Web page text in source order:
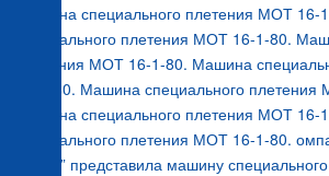
Машина специального плетения МОТ
специального плетения МОТ 16-1-80.
плетения МОТ 16-1-80. Машина
16-1-80. Машина специального
Машина специального плетения МОТ
специального плетения МОТ 16-1-80.
Интер” представила машину